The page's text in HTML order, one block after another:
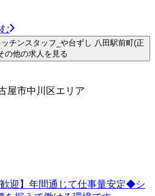
チンスタッフ_や台ずし 八田駅前町(正
の他の求人を見る
屋市中川区エリア
歓迎】年間通じて仕事量安定◆シ